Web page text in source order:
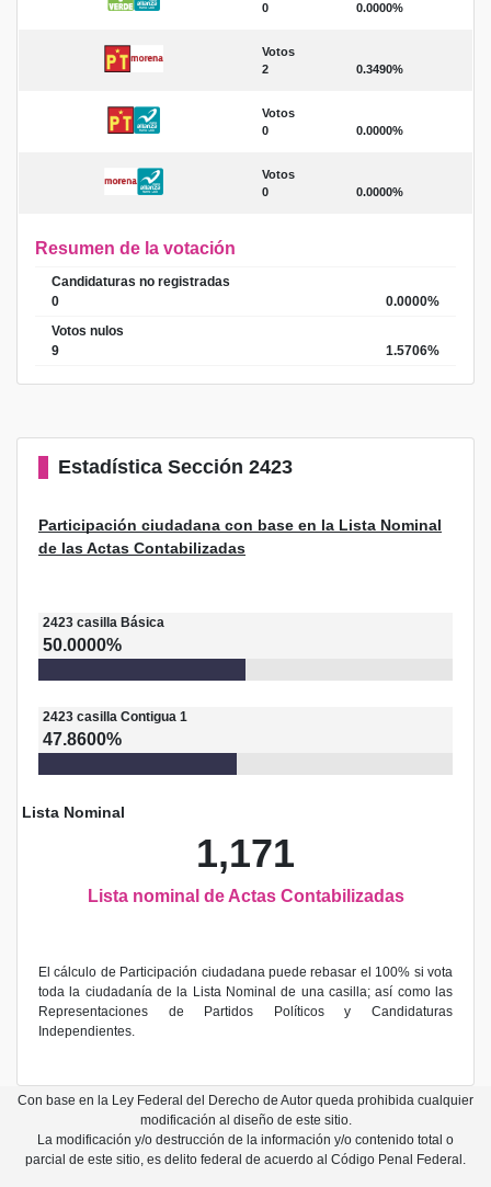
0
0.0000%
Votos
2
0.3490%
Votos
0
0.0000%
Votos
0
0.0000%
Resumen de la votación
Candidaturas no registradas
0
0.0000%
Votos nulos
9
1.5706%
Estadística Sección 2423
Participación ciudadana con base en la Lista Nominal
de las Actas Contabilizadas
2423 casilla Básica
50.0000%
2423 casilla Contigua 1
47.8600%
Lista Nominal
1,171
Lista nominal de Actas Contabilizadas
El cálculo de Participación ciudadana puede rebasar el 100% si vota
toda la ciudadanía de la Lista Nominal de una casilla; así como las
Representaciones de Partidos Políticos y Candidaturas
Independientes.
Con base en la Ley Federal del Derecho de Autor queda prohibida cualquier
modificación al diseño de este sitio.
La modificación y/o destrucción de la información y/o contenido total o
parcial de este sitio, es delito federal de acuerdo al Código Penal Federal.